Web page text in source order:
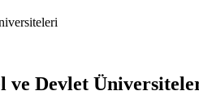
ve Devlet